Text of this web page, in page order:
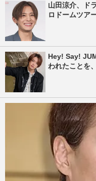
山田涼介、ド
ロドームツア
Hey! Say!
われたことを